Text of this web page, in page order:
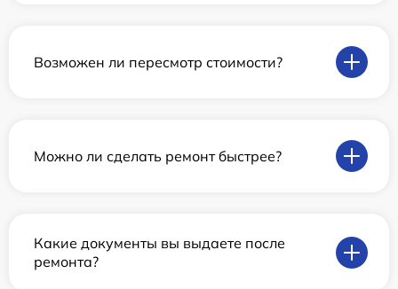
Возможен ли пересмотр стоимости?
Можно ли сделать ремонт быстрее?
Какие документы вы выдаете после
ремонта?